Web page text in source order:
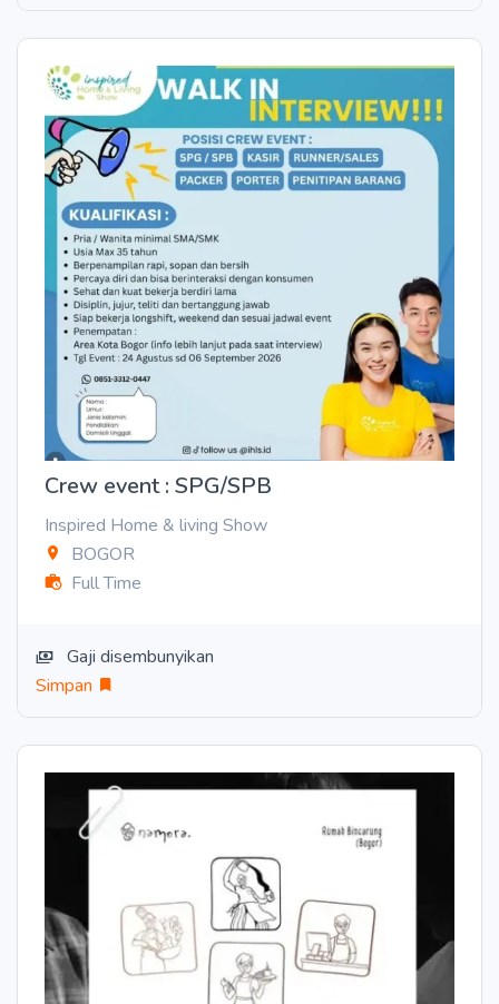
Crew event : SPG/SPB
Inspired Home & living Show
BOGOR
Full Time
Gaji disembunyikan
Simpan